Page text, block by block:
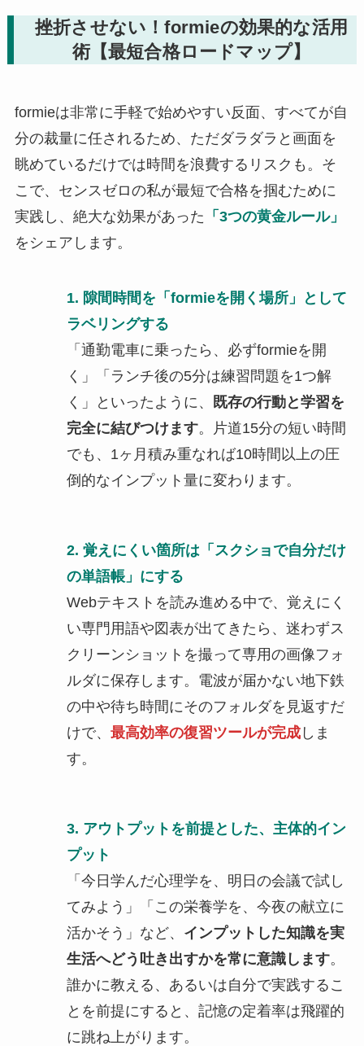
挫折させない！formieの効果的な活用
術【最短合格ロードマップ】
formieは非常に手軽で始めやすい反面、すべてが自
分の裁量に任されるため、ただダラダラと画面を
眺めているだけでは時間を浪費するリスクも。そ
こで、センスゼロの私が最短で合格を掴むために
実践し、絶大な効果があった 「3つの黄金ルール」
をシェアします。
1. 隙間時間を「formieを開く場所」として
ラベリングする
「通勤電車に乗ったら、必ずformieを開
く」「ランチ後の5分は練習問題を1つ解
く」といったように、
既存の行動と学習を
完全に結びつけます。片道15分の短い時間
でも、1ヶ月積み重なれば10時間以上の圧
倒的なインプット量に変わります。
2. 覚えにくい箇所は「スクショで自分だけ
の単語帳」にする
Webテキストを読み進める中で、覚えにく
い専門用語や図表が出てきたら、迷わずス
クリーンショットを撮って専用の画像フォ
ルダに保存します。電波が届かない地下鉄
の中や待ち時間にそのフォルダを見返すだ
けで、 最高効率の復習ツールが完成しま
す。
3. アウトプットを前提とした、主体的イン
プット
「今日学んだ心理学を、明日の会議で試し
てみよう」「この栄養学を、今夜の献立に
活かそう」など、 インプットした知識を実
生活へどう吐き出すかを常に意識します。
誰かに教える、あるいは自分で実践するこ
とを前提にすると、記憶の定着率は飛躍的
に跳ね上がります。